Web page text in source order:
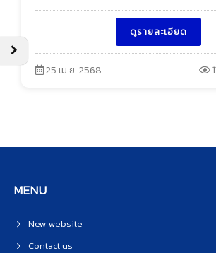
ดูรายละเอียด
25 เม.ย. 2568
MENU
New website
Contact us